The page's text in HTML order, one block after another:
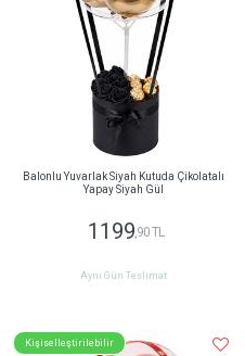
Balonlu Yuvarlak Siyah Kutuda Çikolatalı
Yapay Siyah Gül
1199 ,90 TL
Aynı Gün Teslimat
Kişiselleştirilebilir